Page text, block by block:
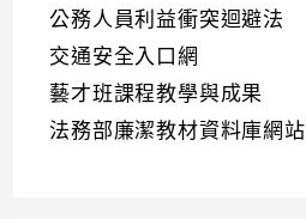
公務人員利益衝突迴避法
交通安全入口網
藝才班課程教學與成果
法務部廉潔教材資料庫網站